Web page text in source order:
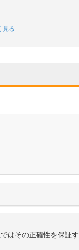
見る
はその正確性を保証す